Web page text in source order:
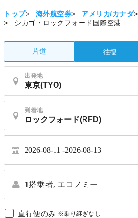
トップ> 海外航空券> アメリカ/カナダ>
>
シカゴ・ロックフォード国際空港
片道 往復
出発地
到着地
2026-08-11 2026-08-13
1搭乗者, エコノミー
直行便のみ ※乗り継ぎなし